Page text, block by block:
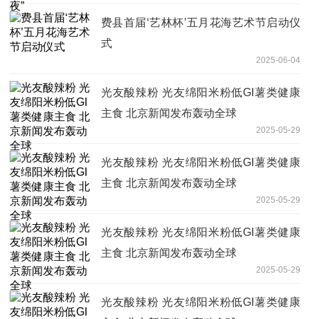
费县首届‘艺林杯’五月花海艺术节启动仪
式
2025-06-04
光友酸辣粉 光友绵阳米粉低GI薯类健康
主食 北京新闻发布轰动全球
2025-05-29
光友酸辣粉 光友绵阳米粉低GI薯类健康
主食 北京新闻发布轰动全球
2025-05-29
光友酸辣粉 光友绵阳米粉低GI薯类健康
主食 北京新闻发布轰动全球
2025-05-29
光友酸辣粉 光友绵阳米粉低GI薯类健康